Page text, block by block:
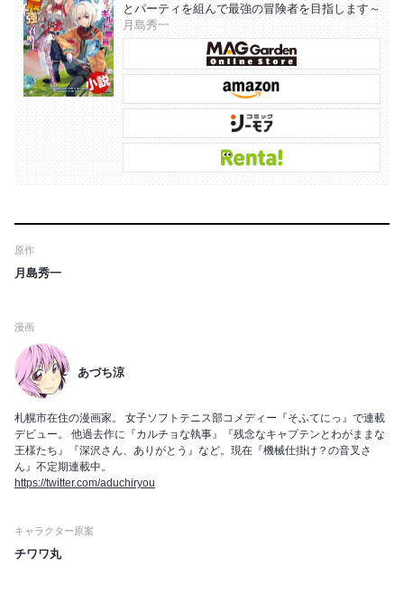
とパーティを組んで最強の冒険者を目指します～
月島秀一
原作
月島秀一
漫画
あづち涼
札幌市在住の漫画家。 女子ソフトテニス部コメディー『そふてにっ』で連載
デビュー。 他過去作に『カルチョな執事』『残念なキャプテンとわがままな
王様たち』『深沢さん、ありがとう』など。現在『機械仕掛け？の音叉さ
ん』不定期連載中。
https://twitter.com/aduchiryou
キャラクター原案
チワワ丸